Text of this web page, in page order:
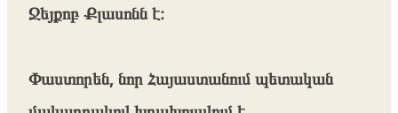
Ջեյքոբ Քլասոնն է։
Փաստորեն, նոր Հայաստանում պետական